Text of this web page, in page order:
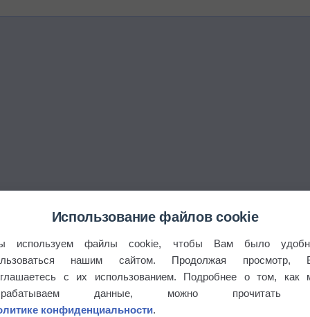
Использование файлов cookie
используем файлы cookie, чтобы Вам было
нашим сайтом. Продолжая просмотр,
с их использованием. Подробнее о том, как
данные, можно прочитать
конфиденциальности.